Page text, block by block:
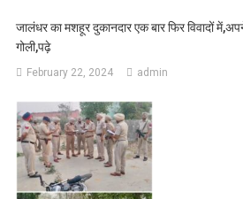
जालंधर का मशहूर दुकानदार एक बार फिर विवादों
गोली,पढ़े
February 22, 2024 admin